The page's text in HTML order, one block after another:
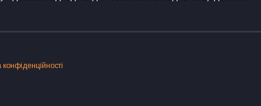
конфіденційності